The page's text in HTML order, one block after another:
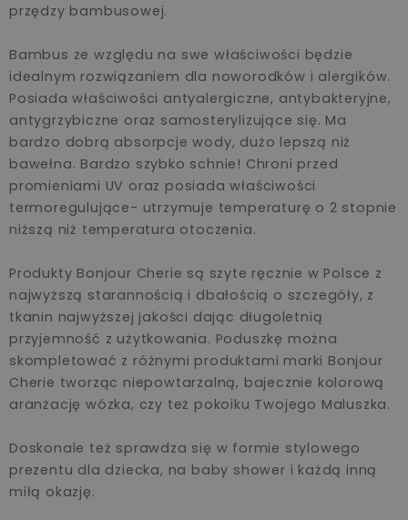
przędzy bambusowej.
Bambus ze względu na swe właściwości będzie
idealnym rozwiązaniem dla noworodków i alergików.
Posiada właściwości antyalergiczne, antybakteryjne,
antygrzybiczne oraz samosterylizujące się. Ma
bardzo dobrą absorpcje wody, dużo lepszą niż
bawełna. Bardzo szybko schnie! Chroni przed
promieniami UV oraz posiada właściwości
termoregulujące- utrzymuje temperaturę o 2 stopnie
niższą niż temperatura otoczenia.
Produkty Bonjour Cherie są szyte ręcznie w Polsce z
najwyższą starannością i dbałością o szczegóły, z
tkanin najwyższej jakości dając długoletnią
przyjemność z użytkowania. Poduszkę można
skompletować z różnymi produktami marki Bonjour
Cherie tworząc niepowtarzalną, bajecznie kolorową
aranżację wózka, czy też pokoiku Twojego Maluszka.
Doskonale też sprawdza się w formie stylowego
prezentu dla dziecka, na baby shower i każdą inną
miłą okazję.